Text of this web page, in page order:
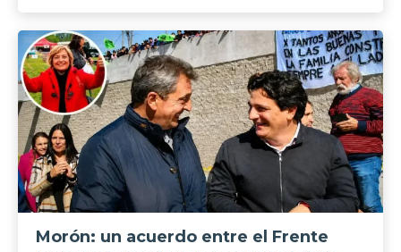
Morón: un acuerdo entre el Frente